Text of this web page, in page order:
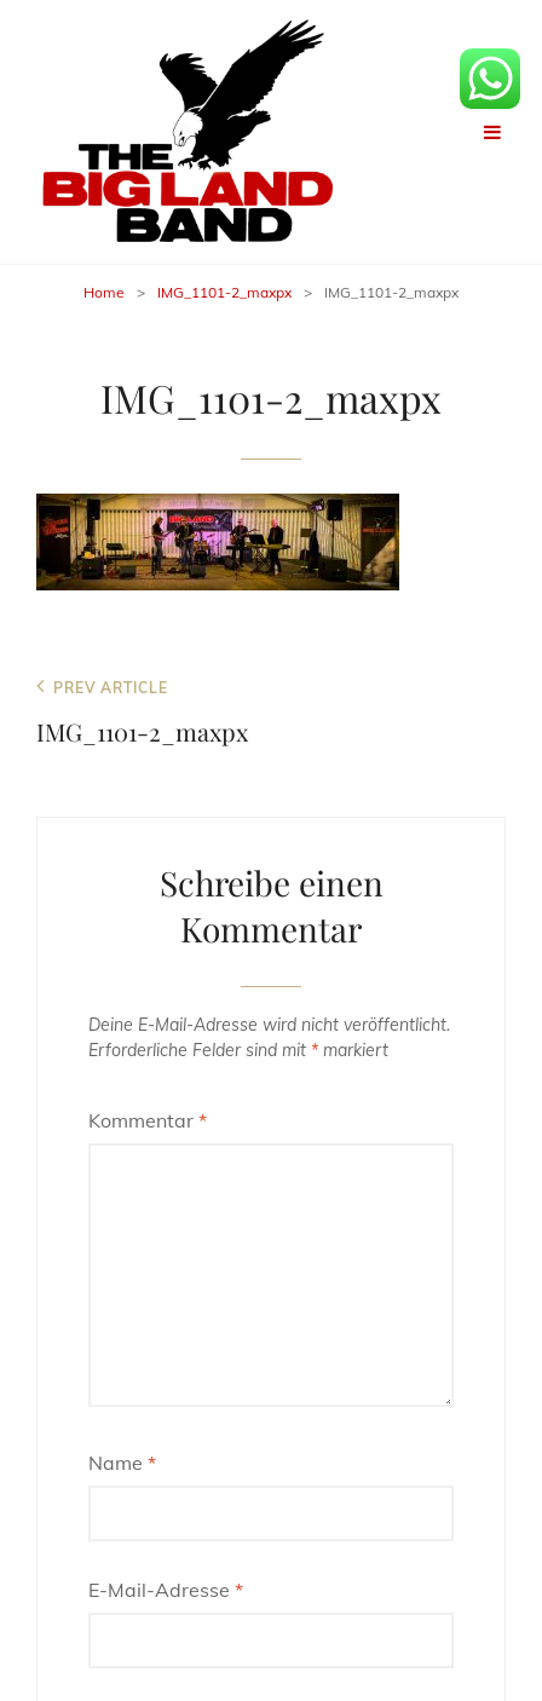
Home > IMG_1101-2_maxpx > IMG_1101-2_maxpx
IMG_1101-2_maxpx
Beitragsnavigation
Previous
Post
PREV ARTICLE
IMG_1101-2_maxpx
Schreibe einen
Kommentar
Deine E-Mail-Adresse wird nicht veröffentlicht.
Erforderliche Felder sind mit * markiert
Kommentar *
Name *
E-Mail-Adresse *